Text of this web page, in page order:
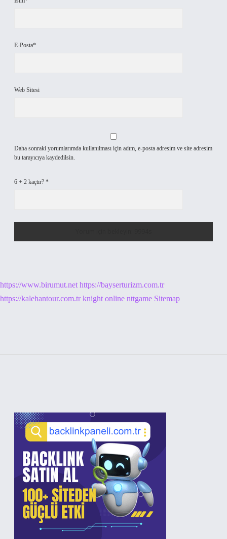
E-Posta*
Web Sitesi
Daha sonraki yorumlarımda kullanılması için adım, e-posta adresim ve site adresim
bu tarayıcıya kaydedilsin.
6 + 2 kaçtır? *
https://www.birumut.net https://bayserturizm.com.tr
https://kalehantour.com.tr knight online nttgame Sitemap